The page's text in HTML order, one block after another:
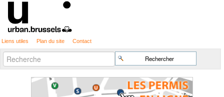
Liens utiles Plan du site Contact
Chercher par
Recherche
avancée…